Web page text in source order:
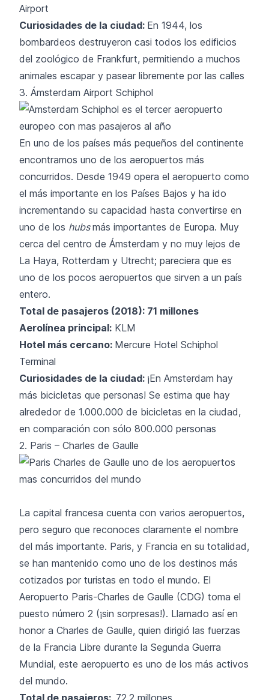
Airport
Curiosidades de la ciudad: En 1944, los
bombardeos destruyeron casi todos los edificios
del zoológico de Frankfurt, permitiendo a muchos
animales escapar y pasear libremente por las calles
3. Ámsterdam Airport Schiphol
En uno de los países más pequeños del continente
encontramos uno de los aeropuertos más
concurridos. Desde 1949 opera el aeropuerto como
el más importante en los Países Bajos y ha ido
incrementando su capacidad hasta convertirse en
uno de los hubsmás importantes de Europa. Muy
cerca del centro de Ámsterdam y no muy lejos de
La Haya, Rotterdam y Utrecht; pareciera que es
uno de los pocos aeropuertos que sirven a un país
entero.
Total de pasajeros (2018): 71 millones
Aerolínea principal: KLM
Hotel más cercano: Mercure Hotel Schiphol
Terminal
Curiosidades de la ciudad: ¡En Amsterdam hay
más bicicletas que personas! Se estima que hay
alrededor de 1.000.000 de bicicletas en la ciudad,
en comparación con sólo 800.000 personas
2. Paris – Charles de Gaulle
La capital francesa cuenta con varios aeropuertos,
pero seguro que reconoces claramente el nombre
del más importante. Paris, y Francia en su totalidad,
se han mantenido como uno de los destinos más
cotizados por turistas en todo el mundo. El
Aeropuerto Paris-Charles de Gaulle (CDG) toma el
puesto número 2 (¡sin sorpresas!). Llamado así en
honor a Charles de Gaulle, quien dirigió las fuerzas
de la Francia Libre durante la Segunda Guerra
Mundial, este aeropuerto es uno de los más activos
del mundo.
Total de pasajeros: 72.2 millones